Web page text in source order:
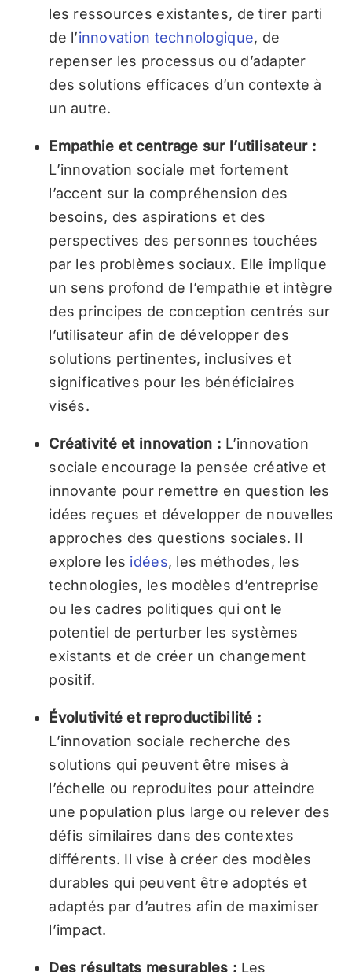
les ressources existantes, de tirer parti
de l’innovation technologique, de
repenser les processus ou d’adapter
des solutions efficaces d’un contexte à
un autre.
Empathie et centrage sur l’utilisateur :
L’innovation sociale met fortement
l’accent sur la compréhension des
besoins, des aspirations et des
perspectives des personnes touchées
par les problèmes sociaux. Elle implique
un sens profond de l’empathie et intègre
des principes de conception centrés sur
l’utilisateur afin de développer des
solutions pertinentes, inclusives et
significatives pour les bénéficiaires
visés.
Créativité et innovation : L’innovation
sociale encourage la pensée créative et
innovante pour remettre en question les
idées reçues et développer de nouvelles
approches des questions sociales. Il
explore les idées, les méthodes, les
technologies, les modèles d’entreprise
ou les cadres politiques qui ont le
potentiel de perturber les systèmes
existants et de créer un changement
positif.
Évolutivité et reproductibilité :
L’innovation sociale recherche des
solutions qui peuvent être mises à
l’échelle ou reproduites pour atteindre
une population plus large ou relever des
défis similaires dans des contextes
différents. Il vise à créer des modèles
durables qui peuvent être adoptés et
adaptés par d’autres afin de maximiser
l’impact.
Des résultats mesurables : Les